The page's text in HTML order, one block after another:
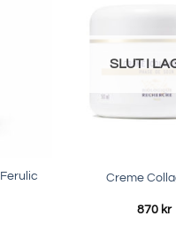
SLUT I
Creme
870 kr